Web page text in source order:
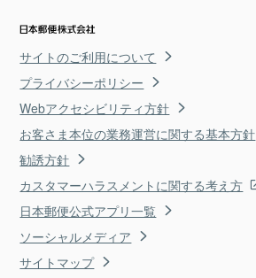
サイトのご利用について
プライバシーポリシー
Webアクセシビリティ方針
お客さま本位の業務運営に関する基本方針
勧誘方針
カスタマーハラスメントに関する考え方
日本郵便公式アプリ一覧
ソーシャルメディア
サイトマップ